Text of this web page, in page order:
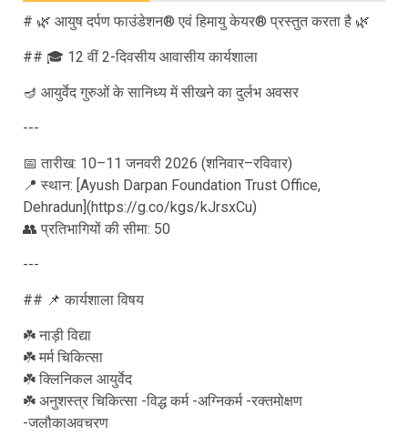
# 🌿 आयुष दर्पण फाउंडेशन® एवं हिमायु केयर® प्रस्तुत करता है 🌿
## 🎓 12 वीं 2-दिवसीय आवासीय कार्यशाला
🪔 आयुर्वेद गुरुओं के सानिध्य में सीखने का दुर्लभ अवसर
---
📅 तारीख: 10–11 जनवरी 2026 (शनिवार–रविवार)
📍 स्थान: [Ayush Darpan Foundation Trust Office,
Dehradun](https://g.co/kgs/kJrsxCu)
👥 प्रतिभागियों की सीमा: 50
---
## 📌 कार्यशाला विषय
☘️ नाड़ी विद्या
☘️ मर्म चिकित्सा
☘️ क्लिनिकल आयुर्वेद
☘️ अनुशस्त्र चिकित्सा -विद्ध कर्म -अग्निकर्म -रक्तमोक्षण
-जलौकाअवचरण